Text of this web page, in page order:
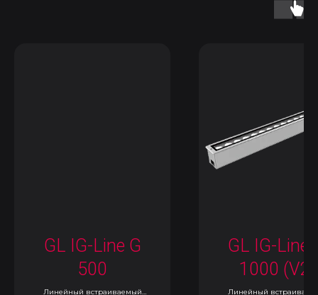
GL IG-Line G
500
Линейный встраиваемый
GL IG-Line
1000 (V2)
Линейный